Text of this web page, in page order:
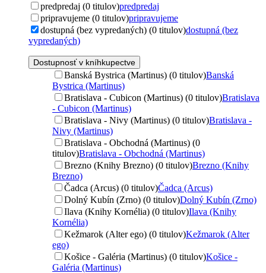
predpredaj (0 titulov)predpredaj
pripravujeme (0 titulov)pripravujeme
dostupná (bez vypredaných) (0 titulov)dostupná (bez
vypredaných)
Dostupnosť v kníhkupectve
Banská Bystrica (Martinus) (0 titulov)Banská
Bystrica (Martinus)
Bratislava - Cubicon (Martinus) (0 titulov)Bratislava
- Cubicon (Martinus)
Bratislava - Nivy (Martinus) (0 titulov)Bratislava -
Nivy (Martinus)
Bratislava - Obchodná (Martinus) (0
titulov)Bratislava - Obchodná (Martinus)
Brezno (Knihy Brezno) (0 titulov)Brezno (Knihy
Brezno)
Čadca (Arcus) (0 titulov)Čadca (Arcus)
Dolný Kubín (Zrno) (0 titulov)Dolný Kubín (Zrno)
Ilava (Knihy Kornélia) (0 titulov)Ilava (Knihy
Kornélia)
Kežmarok (Alter ego) (0 titulov)Kežmarok (Alter
ego)
Košice - Galéria (Martinus) (0 titulov)Košice -
Galéria (Martinus)